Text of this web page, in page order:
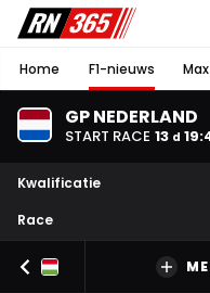
Home F1-nieuws
GP NEDERLAND
START RACE 13 d 19:
Kwalificatie
Race